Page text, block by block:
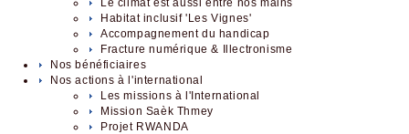
Le climat est aussi entre nos mains
Habitat inclusif 'Les Vignes'
Accompagnement du handicap
Fracture numérique & Illectronisme
Nos bénéficiaires
Nos actions à l'international
Les missions à l'International
Mission Saèk Thmey
Projet RWANDA